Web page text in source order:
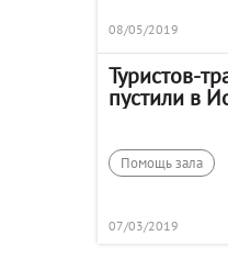
08/05/2019
Туристов-
пустили в
Помощь зала
07/03/2019